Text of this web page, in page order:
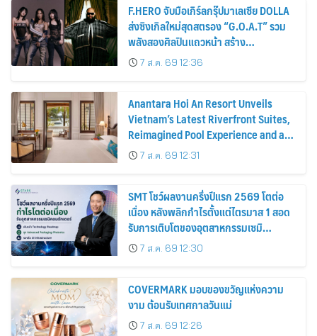
F.HERO จับมือเกิร์ลกรุ๊ปมาเลเซีย DOLLA
ส่งซิงเกิลใหม่สุดสตรอง “G.O.A.T” รวม
พลังสองศิลปินแถวหน้า สร้าง
ปรากฏการณ์ใหม่แห่งวงการเพลงอาเซียน
7 ส.ค. 69 12:36
Anantara Hoi An Resort Unveils
Vietnam’s Latest Riverfront Suites,
Reimagined Pool Experience and a
Vibrant New Dining Destination
7 ส.ค. 69 12:31
SMT โชว์ผลงานครึ่งปีแรก 2569 โตต่อ
เนื่อง หลังพลิกกำไรตั้งแต่ไตรมาส 1 สอด
รับการเติบโตของอุตสาหกรรมเซมิ
คอนดักเตอร์
7 ส.ค. 69 12:30
COVERMARK มอบของขวัญแห่งความ
งาม ต้อนรับเทศกาลวันแม่
7 ส.ค. 69 12:26